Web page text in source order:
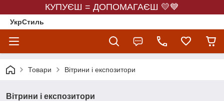
КУПУЄШ = ДОПОМАГАЄШ 💛💙
УкрСтиль
Товари Вітрини і експозитори
Вітрини і експозитори